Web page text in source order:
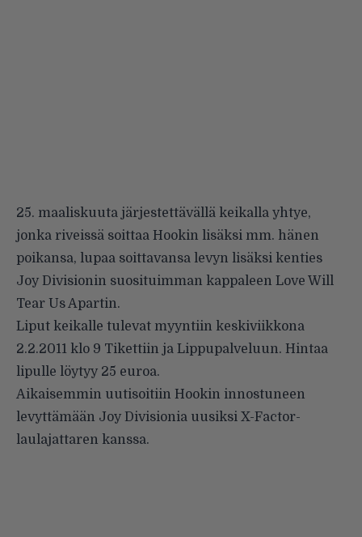
25. maaliskuuta järjestettävällä keikalla yhtye,
jonka riveissä soittaa Hookin lisäksi mm. hänen
poikansa, lupaa soittavansa levyn lisäksi kenties
Joy Divisionin suosituimman kappaleen Love Will
Tear Us Apartin.
Liput keikalle tulevat myyntiin keskiviikkona
2.2.2011 klo 9 Tikettiin ja Lippupalveluun. Hintaa
lipulle löytyy 25 euroa.
Aikaisemmin uutisoitiin Hookin innostuneen
levyttämään Joy Divisionia uusiksi X-Factor-
laulajattaren kanssa.